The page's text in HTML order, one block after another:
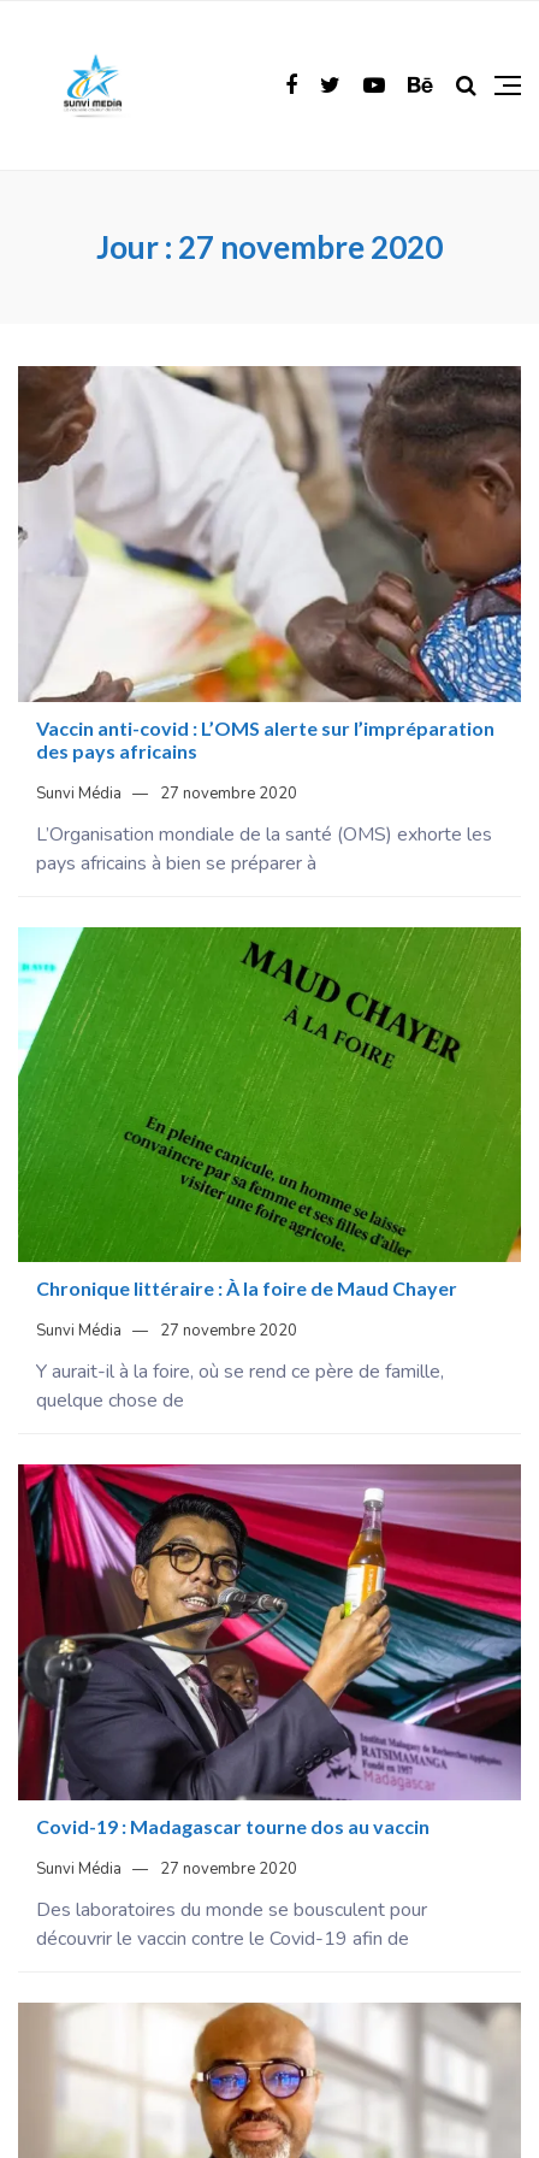
Jour : 27 novembre 2020
Vaccin anti-covid : L’OMS alerte sur l’impréparation
des pays africains
Sunvi Média 27 novembre 2020
L’Organisation mondiale de la santé (OMS) exhorte les
pays africains à bien se préparer à
Chronique littéraire : À la foire de Maud Chayer
Sunvi Média 27 novembre 2020
Y aurait-il à la foire, où se rend ce père de famille,
quelque chose de
Covid-19 : Madagascar tourne dos au vaccin
Sunvi Média 27 novembre 2020
Des laboratoires du monde se bousculent pour
découvrir le vaccin contre le Covid-19 afin de